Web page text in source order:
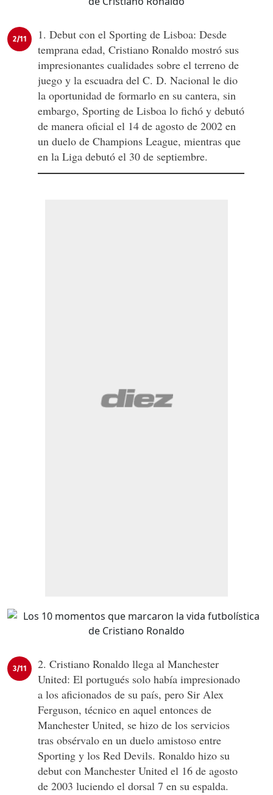
2/11
1. Debut con el Sporting de Lisboa: Desde
temprana edad, Cristiano Ronaldo mostró sus
impresionantes cualidades sobre el terreno de
juego y la escuadra del C. D. Nacional le dio
la oportunidad de formarlo en su cantera, sin
embargo, Sporting de Lisboa lo fichó y debutó
de manera oficial el 14 de agosto de 2002 en
un duelo de Champions League, mientras que
en la Liga debutó el 30 de septiembre.
3/11
2. Cristiano Ronaldo llega al Manchester
United: El portugués solo había impresionado
a los aficionados de su país, pero Sir Alex
Ferguson, técnico en aquel entonces de
Manchester United, se hizo de los servicios
tras obsérvalo en un duelo amistoso entre
Sporting y los Red Devils. Ronaldo hizo su
debut con Manchester United el 16 de agosto
de 2003 luciendo el dorsal 7 en su espalda.